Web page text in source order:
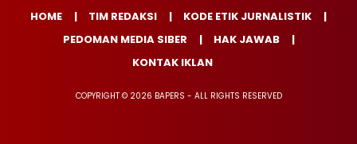
HOME TIM REDAKSI
KODE ETIK JURNALISTIK
PEDOMAN MEDIA SIBER
HAK JAWAB
KONTAK IKLAN
COPYRIGHT © 2026 BAPERS - ALL RIGHTS RESERVED